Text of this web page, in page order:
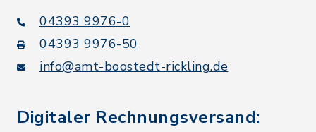
04393 9976-0
04393 9976-50
info@amt-boostedt-rickling.de
Digitaler Rechnungsversand: